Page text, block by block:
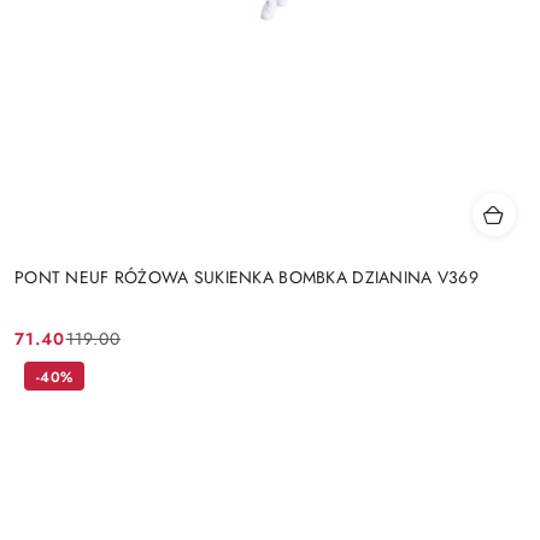
PONT NEUF RÓŻOWA SUKIENKA BOMBKA DZIANINA V369
Cena
promocyjna:
71.40
Cena
przed
119.00
-40%